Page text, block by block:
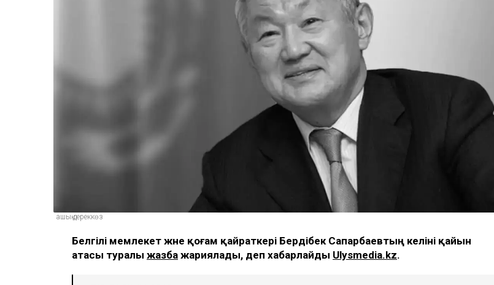
ашық дереккөз
Белгілі мемлекет және қоғам қайраткері Бердібек Сапарбаевтың келіні қайын
атасы туралы жазба жариялады, деп хабарлайды Ulysmedia.kz.